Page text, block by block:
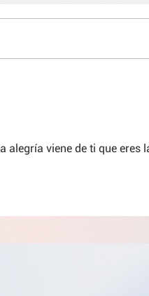
alegría viene de ti que eres